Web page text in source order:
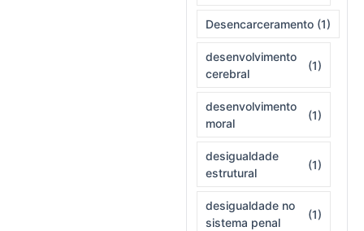
Desencarceramento (1)
desenvolvimento
cerebral
(1)
desenvolvimento
moral
(1)
desigualdade
estrutural
(1)
desigualdade no
sistema penal
(1)